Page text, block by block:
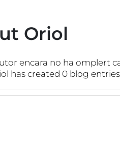
Oriol
encara no ha omplert
has created 0 blog